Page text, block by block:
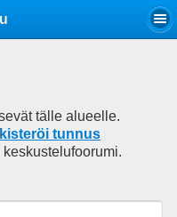
tälle alueelle.
tunnus